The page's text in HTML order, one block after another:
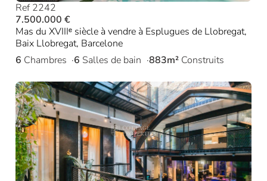
Ref 2242
7.500.000 €
Mas du XVIIIᵉ siècle à vendre à Esplugues de Llobregat,
Baix Llobregat, Barcelone
6 Chambres 6 Salles de bain 883m² Construits